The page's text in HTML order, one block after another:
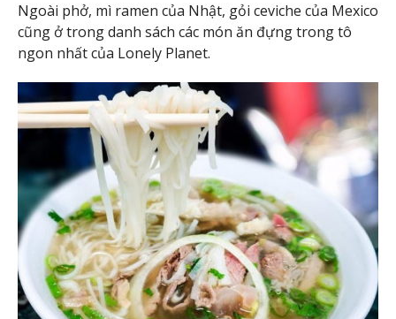
Ngoài phở, mì ramen của Nhật, gỏi ceviche của Mexico
cũng ở trong danh sách các món ăn đựng trong tô
ngon nhất của Lonely Planet.